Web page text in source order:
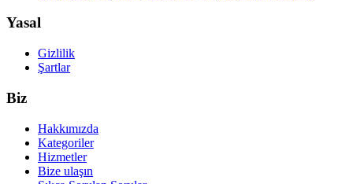
Yasal
Gizlilik
Şartlar
Biz
Hakkımızda
Kategoriler
Hizmetler
Bize ulaşın